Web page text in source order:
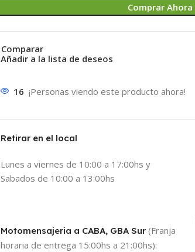
Comprar Ahora
Comparar
Añadir a la lista de deseos
16 ¡Personas viendo este producto ahora!
Retirar en el local
Lunes a viernes de 10:00 a 17:00hs y
Sabados de 10:00 a 13:00hs
Motomensajeria a CABA, GBA Sur (Franja
horaria de entrega 15:00hs a 21:00hs):